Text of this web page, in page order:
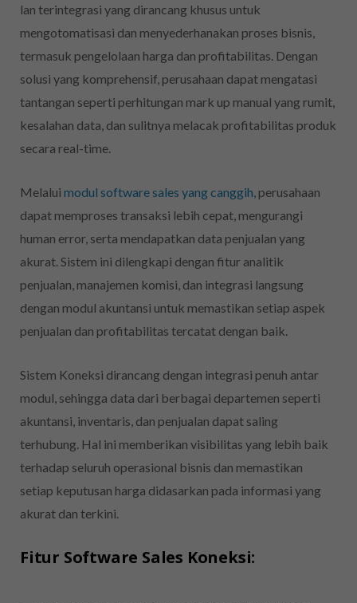
lan terintegrasi yang dirancang khusus untuk
mengotomatisasi dan menyederhanakan proses bisnis,
termasuk pengelolaan harga dan profitabilitas. Dengan
solusi yang komprehensif, perusahaan dapat mengatasi
tantangan seperti perhitungan mark up manual yang rumit,
kesalahan data, dan sulitnya melacak profitabilitas produk
secara real-time.
Melalui modul software sales yang canggih, perusahaan
dapat memproses transaksi lebih cepat, mengurangi
human error, serta mendapatkan data penjualan yang
akurat. Sistem ini dilengkapi dengan fitur analitik
penjualan, manajemen komisi, dan integrasi langsung
dengan modul akuntansi untuk memastikan setiap aspek
penjualan dan profitabilitas tercatat dengan baik.
Sistem Koneksi dirancang dengan integrasi penuh antar
modul, sehingga data dari berbagai departemen seperti
akuntansi, inventaris, dan penjualan dapat saling
terhubung. Hal ini memberikan visibilitas yang lebih baik
terhadap seluruh operasional bisnis dan memastikan
setiap keputusan harga didasarkan pada informasi yang
akurat dan terkini.
Fitur Software Sales Koneksi: